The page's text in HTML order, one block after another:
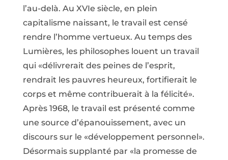
l’au-delà. Au XVIe siècle, en plein
capitalisme naissant, le travail est censé
rendre l’homme vertueux. Au temps des
Lumières, les philosophes louent un travail
qui «délivrerait des peines de l’esprit,
rendrait les pauvres heureux, fortifierait le
corps et même contribuerait à la félicité».
Après 1968, le travail est présenté comme
une source d’épanouissement, avec un
discours sur le «développement personnel».
Désormais supplanté par «la promesse de